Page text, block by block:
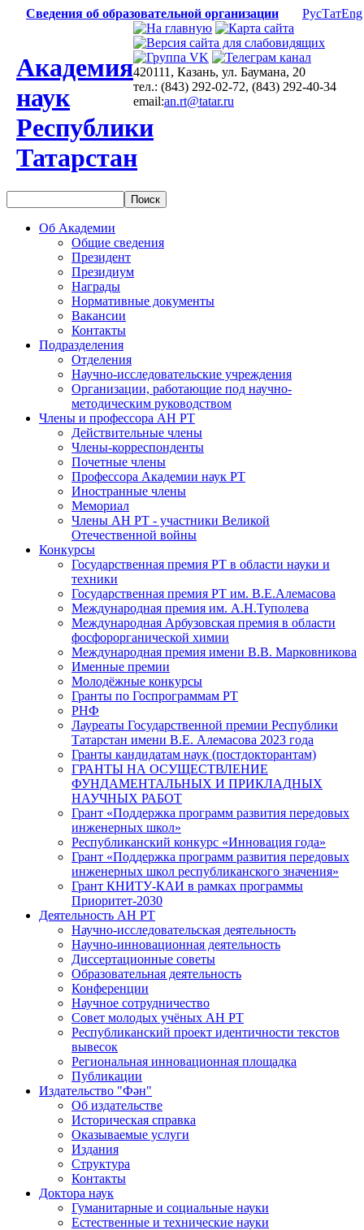
Сведения об образовательной организации РусТатEng
Академия
наук
Республики
Татарстан
420111, Казань, ул. Баумана, 20
тел.: (843) 292-02-72, (843) 292-40-34
email:an.rt@tatar.ru
Об Академии
Общие сведения
Президент
Президиум
Награды
Нормативные документы
Вакансии
Контакты
Подразделения
Отделения
Научно-исследовательские учреждения
Организации, работающие под научно-
методическим руководством
Члены и профессора АН РТ
Действительные члены
Члены-корреспонденты
Почетные члены
Профессора Академии наук РТ
Иностранные члены
Мемориал
Члены АН РТ - участники Великой
Отечественной войны
Конкурсы
Государственная премия РТ в области науки и
техники
Государственная премия РТ им. В.Е.Алемасова
Международная премия им. А.Н.Туполева
Международная Арбузовская премия в области
фосфорорганической химии
Международная премия имени В.В. Марковникова
Именные премии
Молодёжные конкурсы
Гранты по Госпрограммам РТ
РНФ
Лауреаты Государственной премии Республики
Татарстан имени В.Е. Алемасова 2023 года
Гранты кандидатам наук (постдокторантам)
ГРАНТЫ НА ОСУЩЕСТВЛЕНИЕ
ФУНДАМЕНТАЛЬНЫХ И ПРИКЛАДНЫХ
НАУЧНЫХ РАБОТ
Грант «Поддержка программ развития передовых
инженерных школ»
Республиканский конкурс «Инновация года»
Грант «Поддержка программ развития передовых
инженерных школ республиканского значения»
Грант КНИТУ-КАИ в рамках программы
Приоритет-2030
Деятельность АН РТ
Научно-исследовательская деятельность
Научно-инновационная деятельность
Диссертационные советы
Образовательная деятельность
Конференции
Научное сотрудничество
Совет молодых учёных АН РТ
Республиканский проект идентичности текстов
вывесок
Региональная инновационная площадка
Публикации
Издательство "Фән"
Об издательстве
Историческая справка
Оказываемые услуги
Издания
Структура
Контакты
Доктора наук
Гуманитарные и социальные науки
Естественные и технические науки